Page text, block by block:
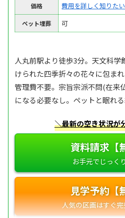
価格 費用を詳しく知りた
ペット埋葬 可
人丸前駅より徒歩3分。天文科学
けられた四季折々の花々に包まれ
管理費不要。宗旨宗派不問(在来
になる必要なし。ペットと眠れる
＼最新の空き状況が
資料請求【
見学予約【